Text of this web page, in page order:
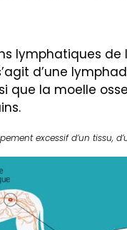
lymphatiques de
d’une
que la moelle
excessif d’un tissu,